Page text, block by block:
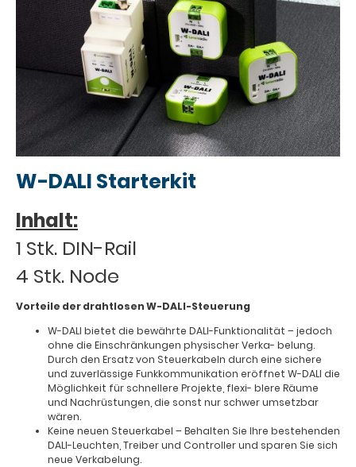
W-DALI Starterkit
Inhalt:
1 Stk. DIN-Rail
4 Stk. Node
Vorteile der drahtlosen W-DALI-Steuerung
W-DALI bietet die bewährte DALI-Funktionalität – jedoch
ohne die Einschränkungen physischer Verka- belung.
Durch den Ersatz von Steuerkabeln durch eine sichere
und zuverlässige Funkkommunikation eröffnet W-DALI die
Möglichkeit für schnellere Projekte, flexi- blere Räume
und Nachrüstungen, die sonst nur schwer umsetzbar
wären.
Keine neuen Steuerkabel – Behalten Sie Ihre bestehenden
DALI-Leuchten, Treiber und Controller und sparen Sie sich
neue Verkabelung.